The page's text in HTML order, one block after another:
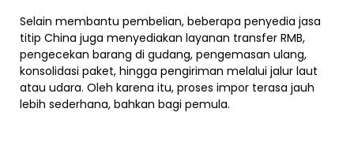
Selain membantu pembelian, beberapa penyedia jasa
titip China juga menyediakan layanan transfer RMB,
pengecekan barang di gudang, pengemasan ulang,
konsolidasi paket, hingga pengiriman melalui jalur laut
atau udara. Oleh karena itu, proses impor terasa jauh
lebih sederhana, bahkan bagi pemula.